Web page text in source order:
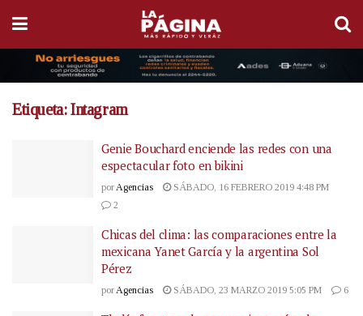
Etiqueta:Intagram
Genie Bouchard enciende las redes con una
espectacular foto en bikini
por Agencias
SÁBADO, 16 FEBRERO 2019 4:48 PM
2
Chicas del clima: las comparaciones entre la
mexicana Yanet García y la argentina Sol
Pérez
por Agencias SÁBADO, 23 MARZO 2019 5:05 PM 6